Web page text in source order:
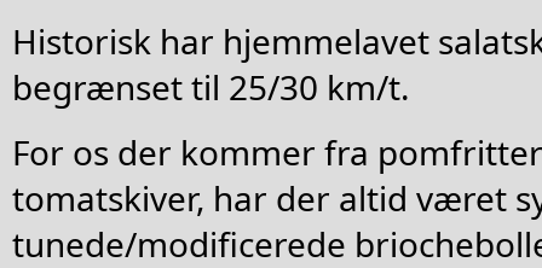
Historisk har hjemmelavet
begrænset til 25/30 km/t.
For os der kommer fra
tomatskiver, har der altid været
tunede/modificerede